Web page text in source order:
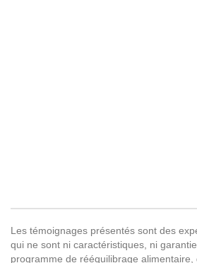
Les témoignages présentés sont des
qui ne sont ni caractéristiques, ni
programme de rééquilibrage